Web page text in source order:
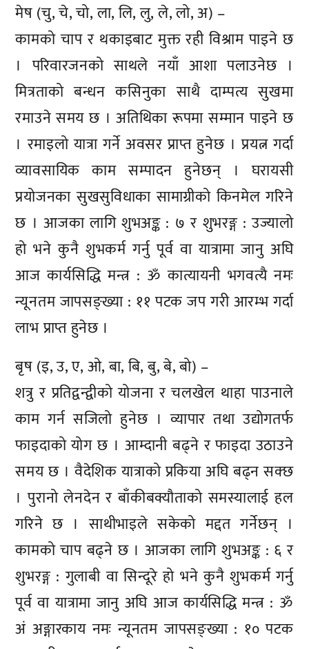
मेष (चु, चे, चो, ला, लि, लु, ले, लो, अ) –
कामको चाप र थकाइबाट मुक्त रही विश्राम पाइने छ
। परिवारजनको साथले नयाँ आशा पलाउनेछ ।
मित्रताको बन्धन कसिनुका साथै दाम्पत्य सुखमा
रमाउने समय छ । अतिथिका रूपमा सम्मान पाइने छ
। रमाइलो यात्रा गर्ने अवसर प्राप्त हुनेछ । प्रयत्न गर्दा
व्यावसायिक काम सम्पादन हुनेछन् । घरायसी
प्रयोजनका सुखसुविधाका सामाग्रीको किनमेल गरिने
छ । आजका लागि शुभअङ्क : ७ र शुभरङ्ग : उज्यालो
हो भने कुनै शुभकर्म गर्नु पूर्व वा यात्रामा जानु अघि
आज कार्यसिद्धि मन्त्र : ॐ कात्यायनी भगवत्यै नमः
न्यूनतम जापसङ्ख्या : ११ पटक जप गरी आरम्भ गर्दा
लाभ प्राप्त हुनेछ ।
बृष (इ, उ, ए, ओ, बा, बि, बु, बे, बो) –
शत्रु र प्रतिद्वन्द्वीको योजना र चलखेल थाहा पाउनाले
काम गर्न सजिलो हुनेछ । व्यापार तथा उद्योगतर्फ
फाइदाको योग छ । आम्दानी बढ्ने र फाइदा उठाउने
समय छ । वैदेशिक यात्राको प्रकिया अघि बढ्न सक्छ
। पुरानो लेनदेन र बाँकीबक्यौताको समस्यालाई हल
गरिने छ । साथीभाइले सकेको मद्दत गर्नेछन् ।
कामको चाप बढ्ने छ । आजका लागि शुभअङ्क : ६ र
शुभरङ्ग : गुलाबी वा सिन्दूरे हो भने कुनै शुभकर्म गर्नु
पूर्व वा यात्रामा जानु अघि आज कार्यसिद्धि मन्त्र : ॐ
अं अङ्गारकाय नमः न्यूनतम जापसङ्ख्या : १० पटक